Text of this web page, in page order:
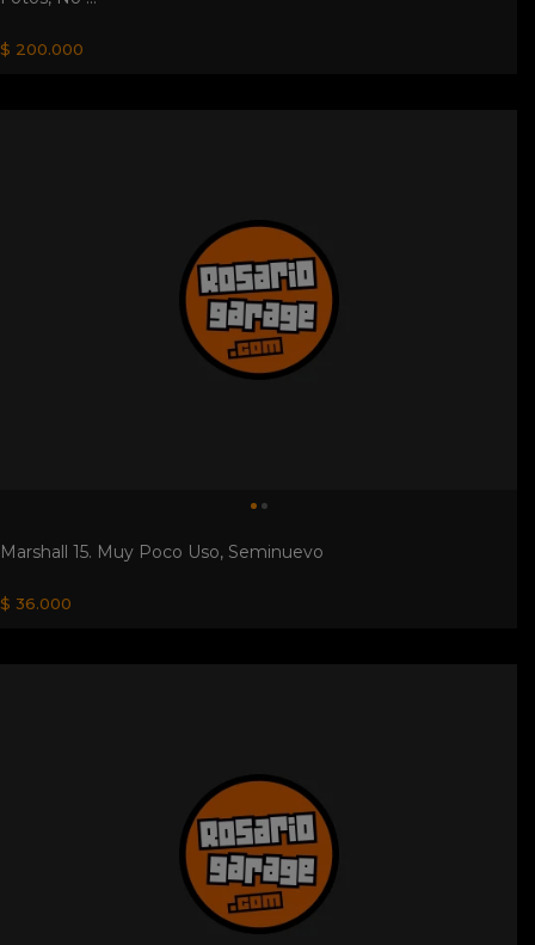
$ 200.000
Marshall 15. Muy Poco Uso, Seminuevo
$ 36.000